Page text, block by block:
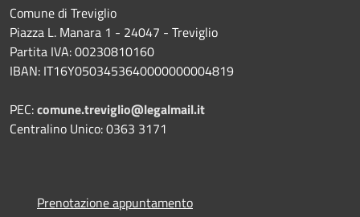
Comune di Treviglio
Piazza L. Manara 1 - 24047 - Treviglio
Partita IVA: 00230810160
IBAN: IT16Y0503453640000000004819
PEC:comune.treviglio@legalmail.it
Centralino Unico: 0363 3171
Prenotazione appuntamento